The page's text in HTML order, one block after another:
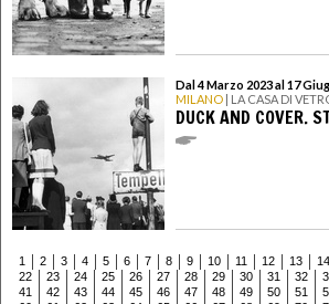
Dal 4 Marzo 2023 al 17
MILANO | LA CASA DI
DUCK AND COVER.
1 2 3 4 5 6 7 8 9 10 11 12 13 14
22
23 24 25 26 27 28 29 30 31 32
41
42 43 44 45 46 47 48 49 50 51